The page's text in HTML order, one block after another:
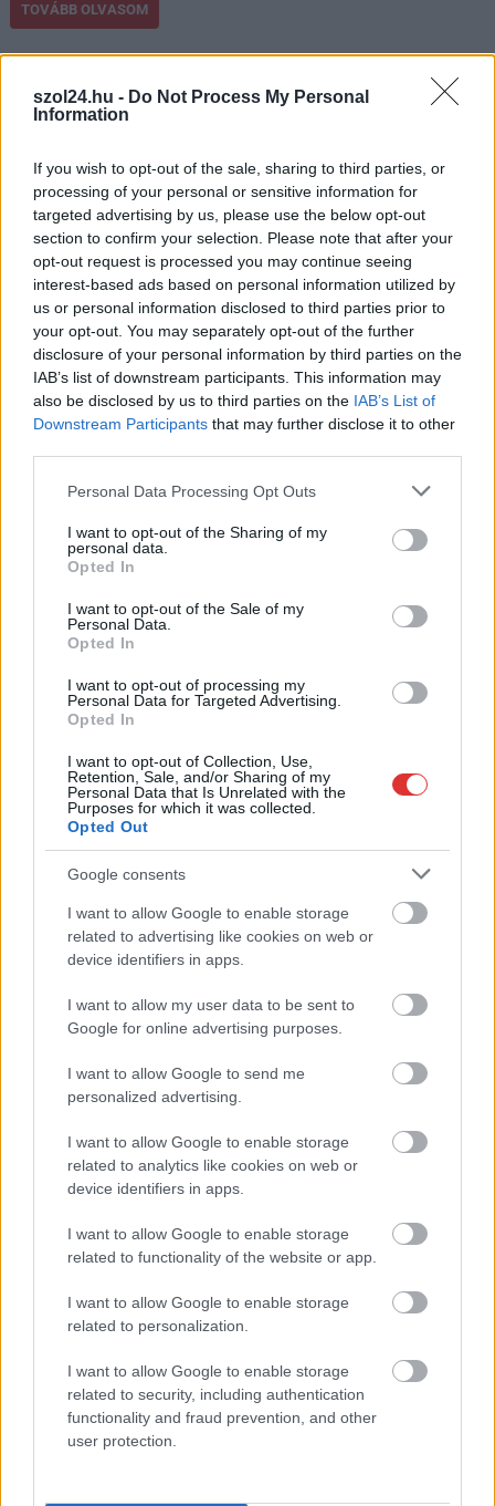
szol24.hu - Do Not Process My Personal
Information
If you wish to opt-out of the sale, sharing to third parties, or
processing of your personal or sensitive information for
targeted advertising by us, please use the below opt-out
section to confirm your selection. Please note that after your
opt-out request is processed you may continue seeing
interest-based ads based on personal information utilized by
us or personal information disclosed to third parties prior to
your opt-out. You may separately opt-out of the further
disclosure of your personal information by third parties on the
IAB’s list of downstream participants. This information may
also be disclosed by us to third parties on the IAB’s List of
Downstream Participants that may further disclose it to other
Please note that this website/app uses one or more Google
not limited to your visit or usage behaviour. You may click to
grant or deny consent to Google and its third-party tags to
use your data for below specified purposes in below Google
consent section.
Personal Data Processing Opt Outs
I want to opt-out of the Sharing of my
personal data.
Opted In
I want to opt-out of the Sale of my
Personal Data.
Opted In
I want to opt-out of processing my
Personal Data for Targeted Advertising.
Opted In
I want to opt-out of Collection, Use,
Retention, Sale, and/or Sharing of my
Personal Data that Is Unrelated with the
Purposes for which it was collected.
Opted Out
Google consents
I want to allow Google to enable storage
related to advertising like cookies on web or
device identifiers in apps.
I want to allow my user data to be sent to
Google for online advertising purposes.
I want to allow Google to send me
personalized advertising.
I want to allow Google to enable storage
related to analytics like cookies on web or
device identifiers in apps.
I want to allow Google to enable storage
related to functionality of the website or app.
I want to allow Google to enable storage
related to personalization.
I want to allow Google to enable storage
related to security, including authentication
functionality and fraud prevention, and other
user protection.
TOVÁBB OLVASOM
JNSZ megyei hírek hagyomány,húsvét,Jászapáti,Jásztánc
Alapítvány,közösség locsolkodás
2026.03.01. Kiss Lajos
Kézműves program,
szalagos fánk, minden
korosztály megtalálta a
Télbúcsúztató
Farsangon a maga
kedvencét. Mától pedig
hivatalosan is tavaszt
írunk.
TOVÁBB OLVASOM
Szolnok megye, közösség,Szolnok ,szombat ,télbúcsúztató
Újjáépül Furkó Kálmán legendás Dojója
2026.02.05. Fazekas Adrián
évvel a pusztító
a szolnoki harcművész
közösség, hamarosan
Shihan Furkó Kálmán
szellemi örökségét őrző edzőterem újjáépítése. A példátlan
nemzetközi összefogás eredményeiről és a konkrét
kivitelezési tervekről hamarosan sajtótájékoztató keretében
számolnak be a szervezők.
TOVÁBB OLVASOM
Szolnok baleset dojo furkó kálmán közösség
összefogás,tűz
„Kedves Pócs János! Egyetért-e azzal, amely
szerint a magyar romák a koszos vasúti mosdók
takarítására valók?”
2026.01.26. Kiss Lajos
volt ez már Lázár
hallhattunk lenéző,
semmibe vevő
nyilatkozatokat a